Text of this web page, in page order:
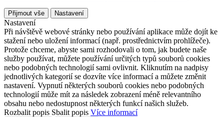
Přijmout vše Nastavení
Nastavení
Při návštěvě webové stránky nebo používání aplikace může dojít ke
stažení nebo uložení informací (např. prostřednictvím prohlížeče).
Protože chceme, abyste sami rozhodovali o tom, jak budete naše
služby používat, můžete používání určitých typů souborů cookies
nebo podobných technologií sami ovlivnit. Kliknutím na nadpisy
jednotlivých kategorií se dozvíte více informací a můžete změnit
nastavení. Vypnutí některých souborů cookies nebo podobných
technologií může mít za následek zobrazení méně relevantního
obsahu nebo nedostupnost některých funkcí našich služeb.
Rozbalit popis Sbalit popis Více informací